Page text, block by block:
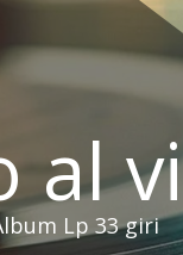
al
Lp 33 giri